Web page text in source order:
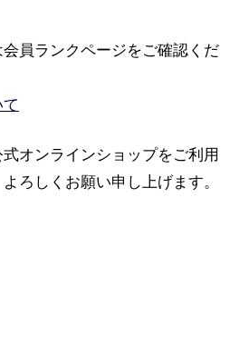
員ランクページをご確認くだ
オンラインショップをご利用
ろしくお願い申し上げます。